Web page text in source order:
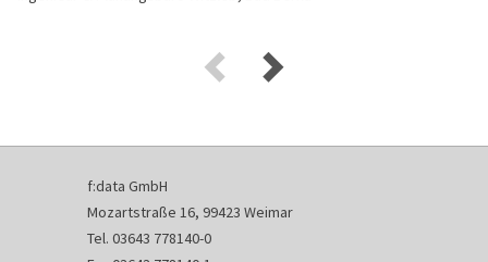
f:data GmbH
Mozartstraße 16, 99423 Weimar
Tel. 03643 778140-0